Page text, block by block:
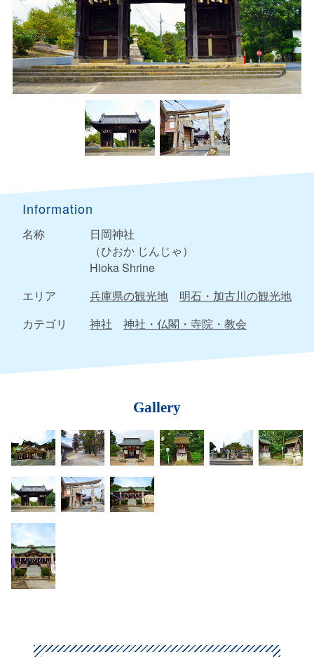
Information
名称
日岡神社
（ひおか じんじゃ）
Hioka Shrine
エリア
兵庫県の観光地
明石・加古川の観光地
カテゴリ
神社 神社・仏閣・寺院・教会
Gallery